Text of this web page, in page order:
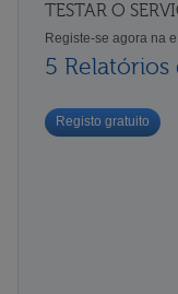
TESTAR O
Registe-se agora na
5 Relatórios
Registo gratuito